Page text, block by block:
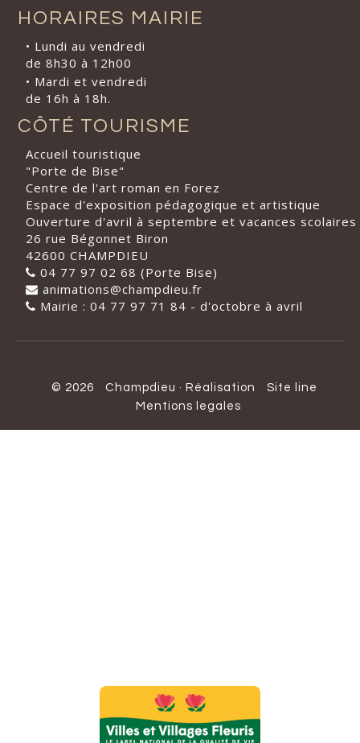
HORAIRES MAIRIE
• Lundi au vendredi
de 8h30 à 12h00
• Mardi et vendredi
de 16h à 18h.
CÔTÉ TOURISME
Accueil touristique
"Porte de Bise"
Centre de l'art roman en Forez
Espace d'exposition pédagogique et artistique
Ouverture d'avril à septembre et vacances scolaires
26 rue Bégonnet Biron
42600 CHAMPDIEU
04 77 97 02 68 (Porte Bise)
animations@champdieu.fr
Mairie : 04 77 97 71 84 - d'octobre à avril
© 2026 Champdieu · Réalisation
Site line
Mentions legales